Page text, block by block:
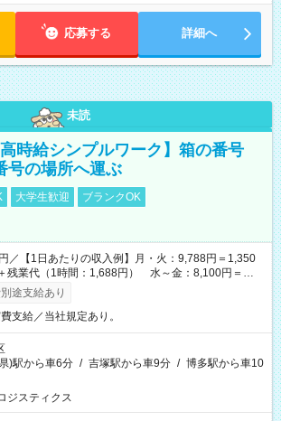
応募する 詳細へ
未読
時給シンプルワーク】箱の番号
の場所へ運ぶ
大学生歓迎
ブランクOK
／【1日あたりの収入例】月・火：9,788円＝1,350
残業代（1時間：1,688円） 水～金：8,100円＝
時間
途支給あり
支給／当社規定あり。
)駅から車6分 / 吉塚駅から車9分 / 博多駅から車10
ジスティクス